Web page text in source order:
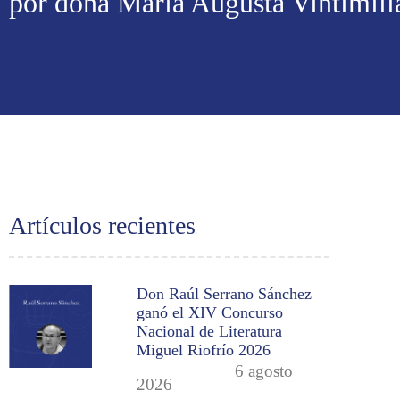
Artículos recientes
Don Raúl Serrano Sánchez
ganó el XIV Concurso
Nacional de Literatura
Miguel Riofrío 2026
6 agosto
2026